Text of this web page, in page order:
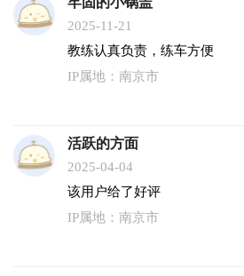
2025-11-21
教练认真负责，练车方便
IP属地：南京市
活跃的方面
2025-04-04
该用户给了好评
IP属地：南京市